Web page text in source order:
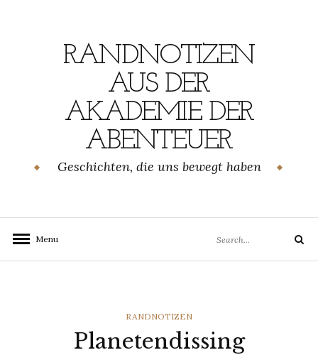
RANDNOTIZEN
AUS DER
AKADEMIE DER
ABENTEUER
Geschichten, die uns bewegt haben
Menu
for:
Search
CATEGORIES
RANDNOTIZEN
Planetendissing